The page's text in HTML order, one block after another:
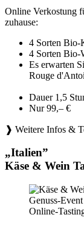
Online Verkostung
zuhause:
4 Sorten Bio-
4 Sorten Bio-
Es erwarten
Rouge
Dauer 1,5
Nur 99,– €
❱ Weitere Infos &
„Italien”
Käse & Wein
Genuss-
Online-